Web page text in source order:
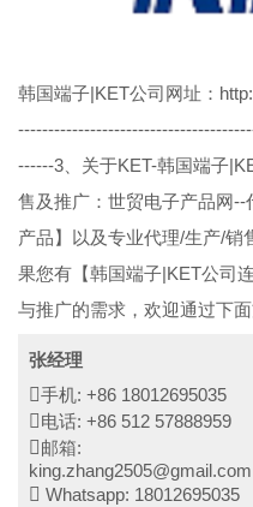
韩国端子|KET公司网址：
------3、关于KET-韩国端子
售及推广：世贸电子产品网
产品】以及专业代理/生产/销
果您有【韩国端子|KET公司
与推广的需求，欢迎通过下面
张经理
手机: +86 18012695035
电话: +86 512 57888959
邮箱:
king.zhang2505@gmail.com
Whatsapp: 18012695035